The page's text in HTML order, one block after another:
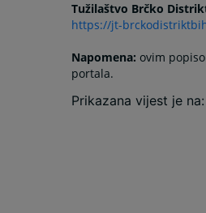
Tužilaštvo Brčko
https://jt-
Napomena: ovim
portala.
Prikazana vijest je na: